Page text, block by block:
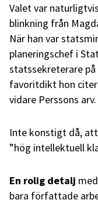
Valet var
blinkning från
När han var
planeringschef i
statssekreterare
favoritdikt hon
vidare Perssons arv.
Inte konstigt då,
”hög intellektuell
En rolig detalj
bara författade